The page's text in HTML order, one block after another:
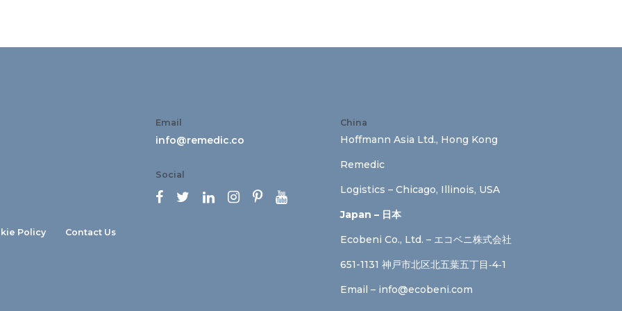
Policy Contact Us
China
Hoffmann Asia Ltd., Hong Kong
Remedic
Logistics – Chicago, Illinois, USA
Japan – 日本
Ecobeni Co., Ltd. – エコベニ株式会社
651-1131 神戸市北区北五葉五丁目‐4‐1
Email – info@ecobeni.com
Email
info@remedic.co
Social
     